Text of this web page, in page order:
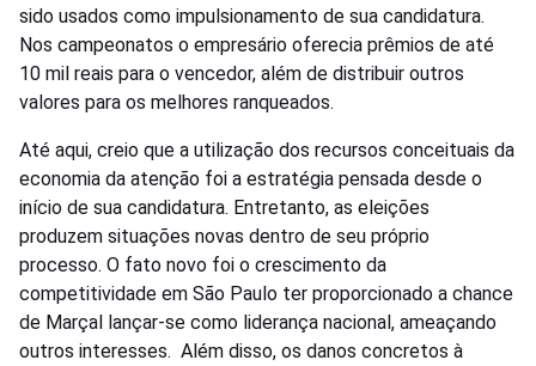
sido usados como impulsionamento de sua candidatura.
Nos campeonatos o empresário oferecia prêmios de até
10 mil reais para o vencedor, além de distribuir outros
valores para os melhores ranqueados.
Até aqui, creio que a utilização dos recursos conceituais da
economia da atenção foi a estratégia pensada desde o
início de sua candidatura. Entretanto, as eleições
produzem situações novas dentro de seu próprio
processo. O fato novo foi o crescimento da
competitividade em São Paulo ter proporcionado a chance
de Marçal lançar-se como liderança nacional, ameaçando
outros interesses. Além disso, os danos concretos à